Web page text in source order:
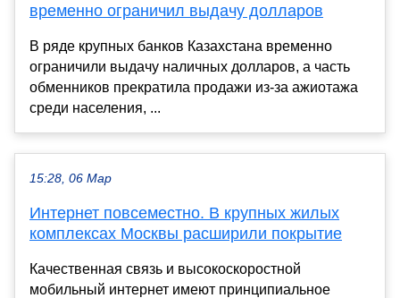
временно ограничил выдачу долларов
В ряде крупных банков Казахстана временно
ограничили выдачу наличных долларов, а часть
обменников прекратила продажи из-за ажиотажа
среди населения, ...
15:28, 06 Мар
Интернет повсеместно. В крупных жилых
комплексах Москвы расширили покрытие
Качественная связь и высокоскоростной
мобильный интернет имеют принципиальное